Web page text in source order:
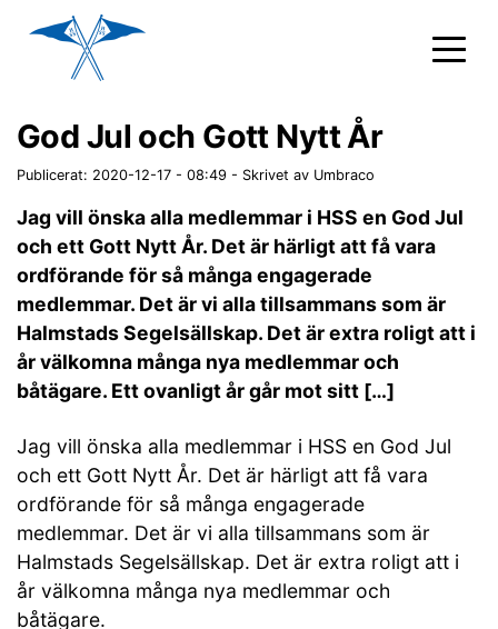
God Jul och Gott Nytt År
Publicerat: 2020-12-17 - 08:49 - Skrivet av Umbraco
Jag vill önska alla medlemmar i HSS en God Jul
och ett Gott Nytt År. Det är härligt att få vara
ordförande för så många engagerade
medlemmar. Det är vi alla tillsammans som är
Halmstads Segelsällskap. Det är extra roligt att i
år välkomna många nya medlemmar och
båtägare. Ett ovanligt år går mot sitt […]
Jag vill önska alla medlemmar i HSS en God Jul
och ett Gott Nytt År. Det är härligt att få vara
ordförande för så många engagerade
medlemmar. Det är vi alla tillsammans som är
Halmstads Segelsällskap. Det är extra roligt att i
år välkomna många nya medlemmar och
båtägare.